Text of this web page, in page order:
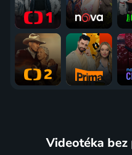
Videotéka